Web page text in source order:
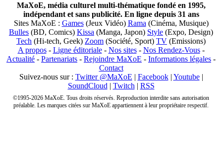
MaXoE, média culturel multi-thématique fondé en 1995,
indépendant et sans publicité. En ligne depuis 31 ans
Sites MaXoE : Games(Jeux Vidéo) Rama (Cinéma, Musique)
Bulles (BD, Comics) Kissa (Manga, Japon) Style (Expo, Design)
Tech (Hi-tech, Geek) Zoom (Société, Sport) TV (Emissions)
A propos- Ligne éditoriale- Nos sites- Nos Rendez-Vous-
Actualité - Partenariats - Rejoindre MaXoE - Informations légales -
Contact
Suivez-nous sur : Twitter @MaXoE | Facebook| Youtube|
SoundCloud | Twitch | RSS
©1995-2026 MaXoE. Tous droits réservés. Reproduction interdite sans autorisation
préalable. Les marques citées sur MaXoE appartiennent à leur propriétaire respectif.